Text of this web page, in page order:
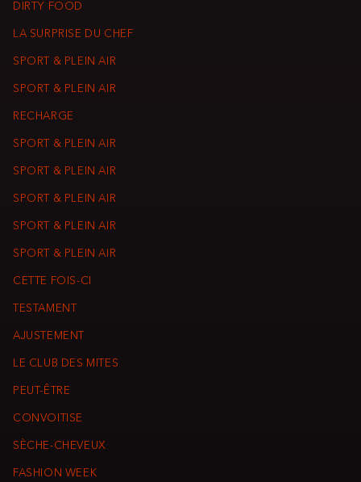
DIRTY FOOD
LA SURPRISE DU CHEF
SPORT & PLEIN AIR
SPORT & PLEIN AIR
RECHARGE
SPORT & PLEIN AIR
SPORT & PLEIN AIR
SPORT & PLEIN AIR
SPORT & PLEIN AIR
SPORT & PLEIN AIR
CETTE FOIS-CI
TESTAMENT
AJUSTEMENT
LE CLUB DES MITES
PEUT-ÊTRE
CONVOITISE
SÈCHE-CHEVEUX
FASHION WEEK